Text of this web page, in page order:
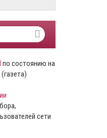
по состоянию на
сети